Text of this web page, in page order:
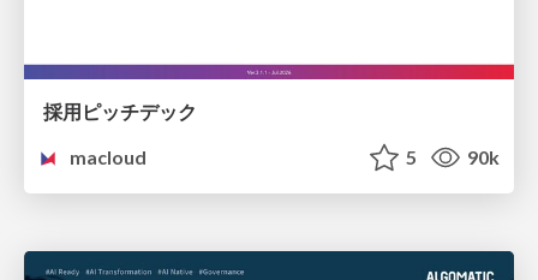
採用ピッチデック
macloud
5 90k